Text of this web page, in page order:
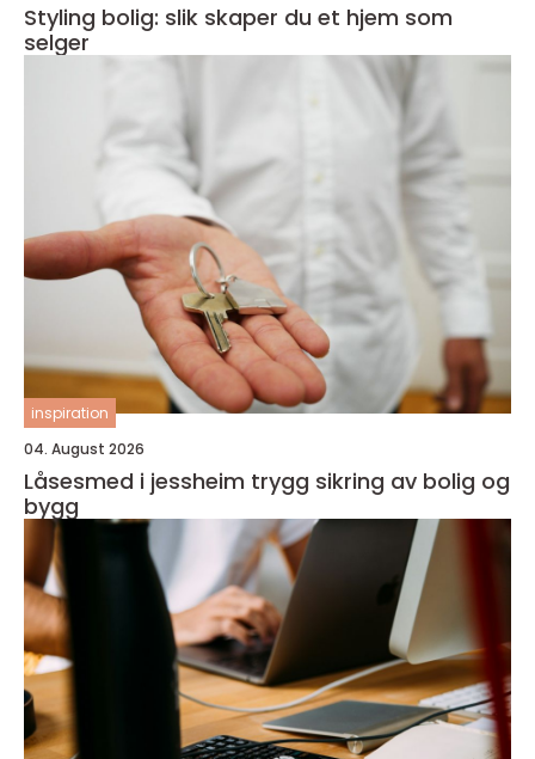
Styling bolig: slik skaper du et hjem som
selger
inspiration
04. August 2026
Låsesmed i jessheim trygg sikring av bolig og
bygg